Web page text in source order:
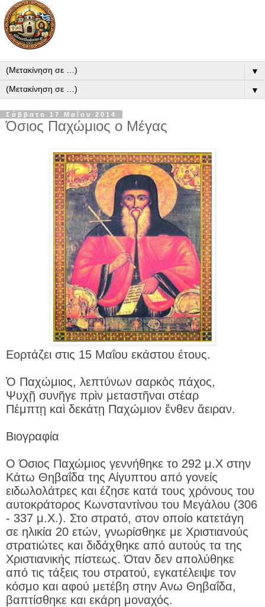
▼
▼
Σάββατο 17 Μαΐου 2014
Όσιος Παχώμιος ο Μέγας
Εορτάζει στις 15 Μαΐου εκάστου έτους.
Ὁ Παχώμιος, λεπτύνων σαρκὸς πάχος,
Ψυχῇ συνῆγε πρὶν μεταστῆναι στέαρ
Πέμπτῃ καὶ δεκάτῃ Παχώμιον ἔνθεν ἄειραν.
Βιογραφία
Ο Όσιος Παχώμιος γεννήθηκε το 292 μ.Χ στην
Κάτω Θηβαΐδα της Αίγυπτου από γονείς
ειδωλολάτρες και έζησε κατά τους χρόνους του
αυτοκράτορος Κωνσταντίνου του Μεγάλου (306
- 337 μ.Χ.). Στο στρατό, στον οποίο κατετάγη
σε ηλικία 20 ετών, γνωρίσθηκε με Χριστιανούς
στρατιώτες και διδάχθηκε από αυτούς τα της
Χριστιανικής πίστεως. Όταν δεν απολύθηκε
από τις τάξεις του στρατού, εγκατέλειψε τον
κόσμο και αφού μετέβη στην Ανω Θηβαΐδα,
βαπτίσθηκε και εκάρη μοναχός.